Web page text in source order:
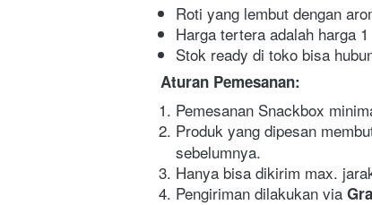
Roti yang lembut dengan
Harga tertera adalah harga
Stok ready di toko bisa
Aturan Pemesanan:
Pemesanan Snackbox
Produk yang dipesan
sebelumnya.
Hanya bisa dikirim max.
Pengiriman dilakukan via